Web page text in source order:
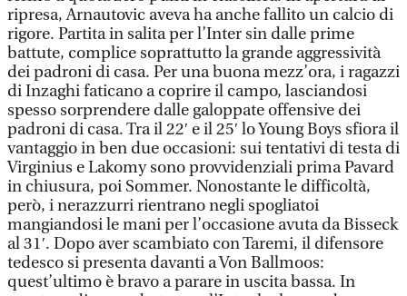
ripresa, Arnautovic aveva ha anche fallito un calcio di
rigore. Partita in salita per l’Inter sin dalle prime
battute, complice soprattutto la grande aggressività
dei padroni di casa. Per una buona mezz’ora, i ragazzi
di Inzaghi faticano a coprire il campo, lasciandosi
spesso sorprendere dalle galoppate offensive dei
padroni di casa. Tra il 22′ e il 25′ lo Young Boys sfiora il
vantaggio in ben due occasioni: sui tentativi di testa di
Virginius e Lakomy sono provvidenziali prima Pavard
in chiusura, poi Sommer. Nonostante le difficoltà,
però, i nerazzurri rientrano negli spogliatoi
mangiandosi le mani per l’occasione avuta da Bisseck
al 31′. Dopo aver scambiato con Taremi, il difensore
tedesco si presenta davanti a Von Ballmoos:
quest’ultimo è bravo a parare in uscita bassa. In